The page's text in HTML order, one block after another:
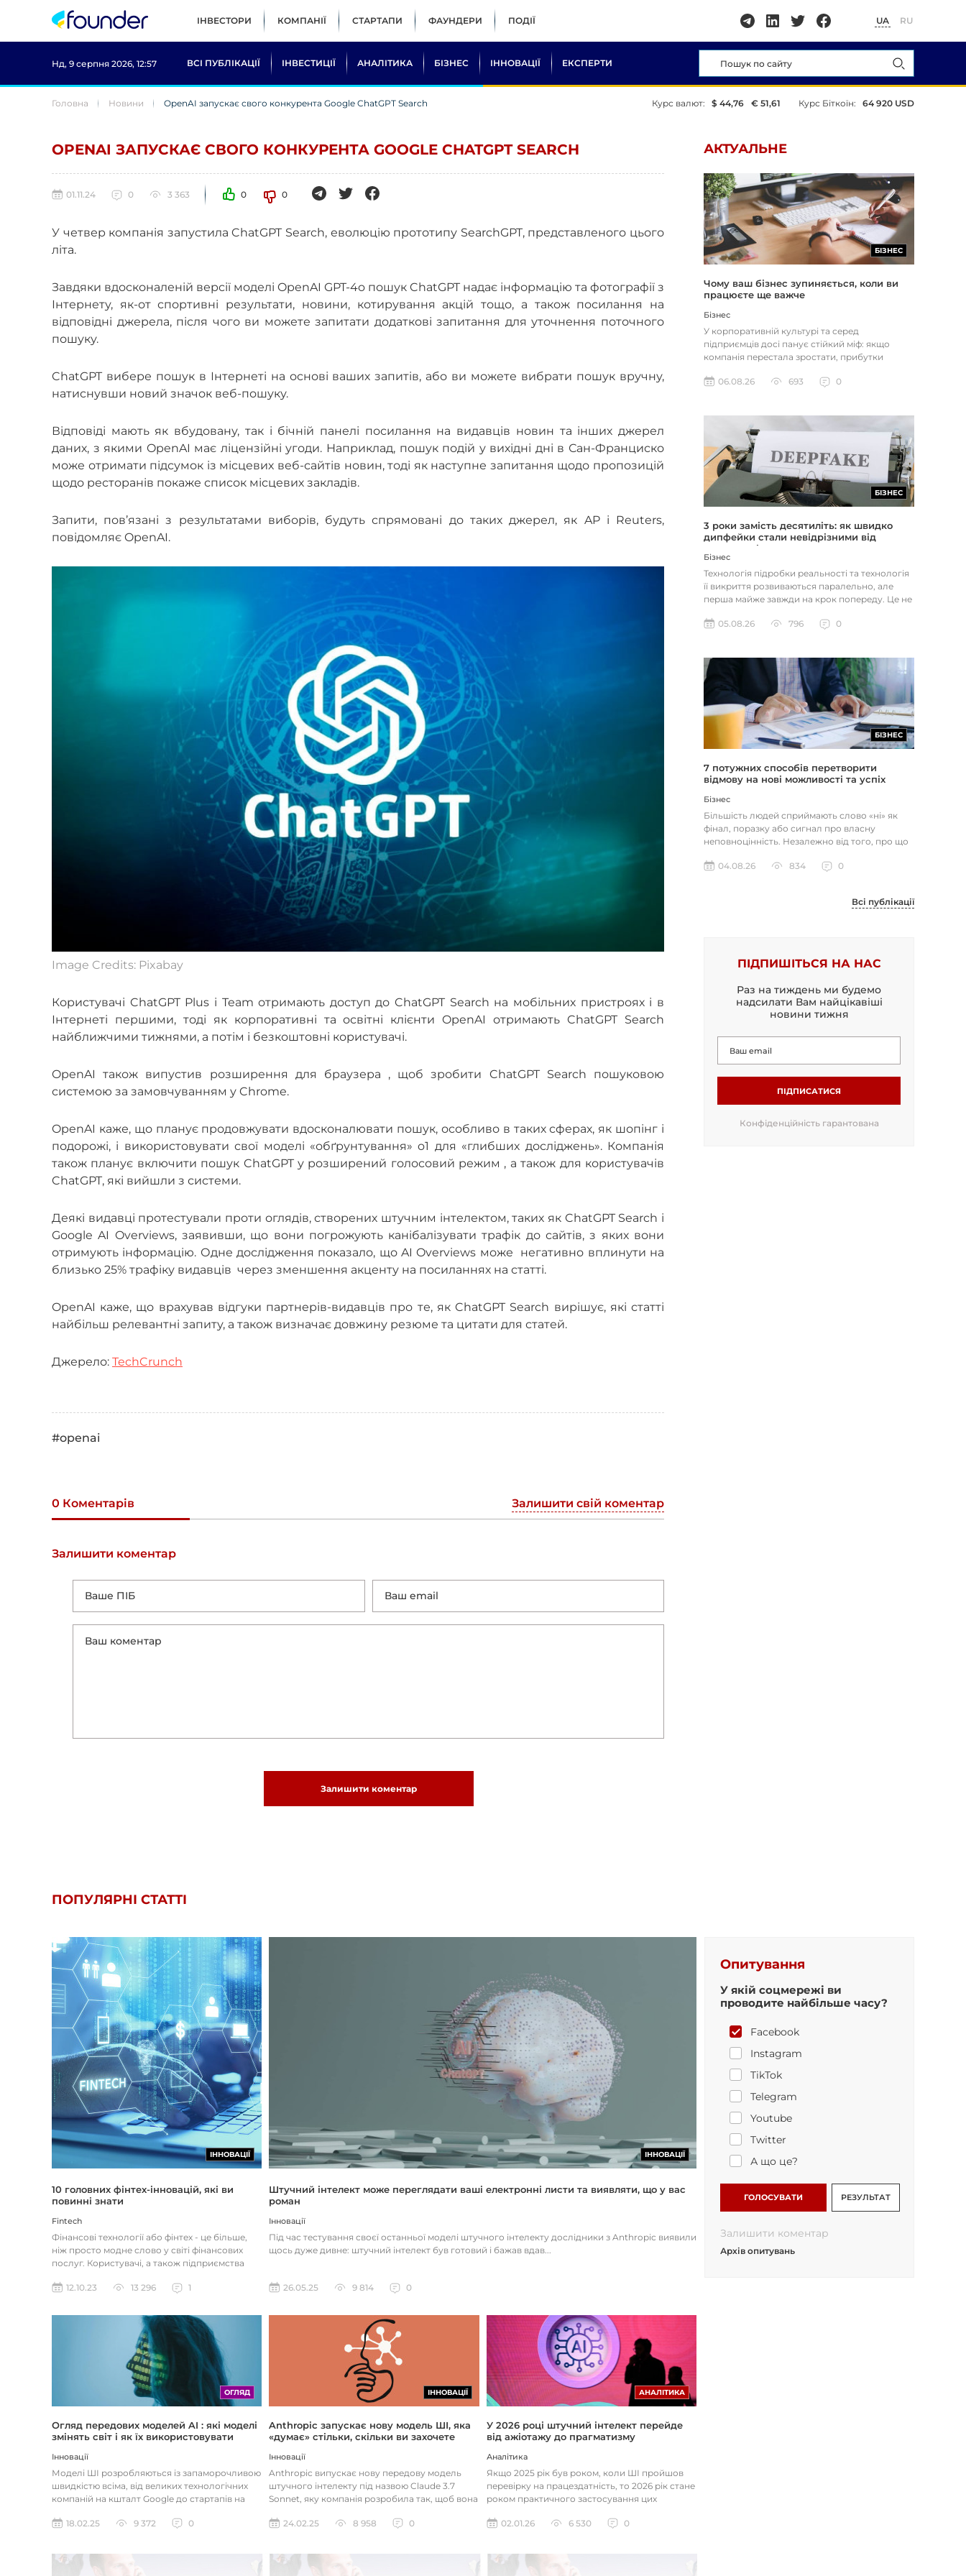
ІНВЕСТОРИ КОМПАНІЇ СТАРТАПИ ФАУНДЕРИ ПОДІЇ UA RU
Нд, 9 серпня 2026, 12:57 ВСІ ПУБЛІКАЦІЇ ІНВЕСТИЦІЇ АНАЛІТИКА БІЗНЕС ІННОВАЦІЇ ЕКСПЕРТИ
Головна Новини OpenAI запускає свого конкурента Google ChatGPT Search Курс валют: $ 44,76 € 51,61 Курс Біткоїн: 64 920 USD
OPENAI ЗАПУСКАЄ СВОГО КОНКУРЕНТА GOOGLE CHATGPT SEARCH
01.11.24 0 3 363 0 0
У четвер компанія запустила ChatGPT Search, еволюцію прототипу SearchGPT, представленого цього
літа.
Завдяки вдосконаленій версії моделі OpenAI GPT-4o пошук ChatGPT надає інформацію та фотографії з
Інтернету, як-от спортивні результати, новини, котирування акцій тощо, а також посилання на
відповідні джерела, після чого ви можете запитати додаткові запитання для уточнення поточного
пошуку.
ChatGPT вибере пошук в Інтернеті на основі ваших запитів, або ви можете вибрати пошук вручну,
натиснувши новий значок веб-пошуку.
Відповіді мають як вбудовану, так і бічній панелі посилання на видавців новин та інших джерел
даних, з якими OpenAI має ліцензійні угоди. Наприклад, пошук подій у вихідні дні в Сан-Франциско
може отримати підсумок із місцевих веб-сайтів новин, тоді як наступне запитання щодо пропозицій
щодо ресторанів покаже список місцевих закладів.
Запити, пов’язані з результатами виборів, будуть спрямовані до таких джерел, як AP і Reuters,
повідомляє OpenAI.
Image Credits: Pixabay
Користувачі ChatGPT Plus і Team отримають доступ до ChatGPT Search на мобільних пристроях і в
Інтернеті першими, тоді як корпоративні та освітні клієнти OpenAI отримають ChatGPT Search
найближчими тижнями, а потім і безкоштовні користувачі.
OpenAI також випустив розширення для браузера , щоб зробити ChatGPT Search пошуковою
системою за замовчуванням у Chrome.
OpenAI каже, що планує продовжувати вдосконалювати пошук, особливо в таких сферах, як шопінг і
подорожі, і використовувати свої моделі «обґрунтування» o1 для «глибших досліджень». Компанія
також планує включити пошук ChatGPT у розширений голосовий режим , а також для користувачів
ChatGPT, які вийшли з системи.
Деякі видавці протестували проти оглядів, створених штучним інтелектом, таких як ChatGPT Search і
Google AI Overviews, заявивши, що вони погрожують канібалізувати трафік до сайтів, з яких вони
отримують інформацію. Одне дослідження показало, що AI Overviews може негативно вплинути на
близько 25% трафіку видавців через зменшення акценту на посиланнях на статті.
OpenAI каже, що врахував відгуки партнерів-видавців про те, як ChatGPT Search вирішує, які статті
найбільш релевантні запиту, а також визначає довжину резюме та цитати для статей.
Джерело: TechCrunch
#openai
0 Коментарів Залишити свій коментар
Залишити коментар
Залишити коментар
АКТУАЛЬНЕ
БІЗНЕС
Чому ваш бізнес зупиняється, коли ви
працюєте ще важче
Бізнес
У корпоративній культурі та серед
підприємців досі панує стійкий міф: якщо
компанія перестала зростати, прибутки
06.08.26
693 0
БІЗНЕС
3 роки замість десятиліть: як швидко
дипфейки стали невідрізними від
реальності
Бізнес
Технологія підробки реальності та технологія
її викриття розвиваються паралельно, але
перша майже завжди на крок попереду. Це не
05.08.26
796 0
БІЗНЕС
7 потужних способів перетворити
відмову на нові можливості та успіх
Бізнес
Більшість людей сприймають слово «ні» як
фінал, поразку або сигнал про власну
неповноцінність. Незалежно від того, про що
04.08.26
834 0
Всі публікації
ПІДПИШІТЬСЯ НА НАС
Раз на тиждень ми будемо
надсилати Вам найцікавіші
новини тижня
ПІДПИСАТИСЯ
Конфіденційність гарантована
ПОПУЛЯРНІ СТАТТІ
ІННОВАЦІЇ
10 головних фінтех-інновацій, які ви
повинні знати
Fintech
Фінансові технології або фінтех - це більше,
ніж просто модне слово у світі фінансових
послуг. Користувачі, а також підприємства
12.10.23
13 296 1
ІННОВАЦІЇ
Штучний інтелект може переглядати ваші електронні листи та виявляти, що у вас
роман
Інновації
Під час тестування своєї останньої моделі штучного інтелекту дослідники з Anthropic виявили
щось дуже дивне: штучний інтелект був готовий і бажав вдав...
26.05.25 9 814 0
ОГЛЯД
Огляд передових моделей AI : які моделі
змінять світ і як їх використовувати
Інновації
Моделі ШІ розробляються із запаморочливою
швидкістю всіма, від великих технологічних
компаній на кшталт Google до стартапів на
18.02.25
9 372 0
ІННОВАЦІЇ
Anthropic запускає нову модель ШІ, яка
«думає» стільки, скільки ви захочете
Інновації
Anthropic випускає нову передову модель
штучного інтелекту під назвою Claude 3.7
Sonnet, яку компанія розробила так, щоб вона
24.02.25
8 958 0
АНАЛІТИКА
У 2026 році штучний інтелект перейде
від ажіотажу до прагматизму
Аналітика
Якщо 2025 рік був роком, коли ШІ пройшов
перевірку на працездатність, то 2026 рік стане
роком практичного застосування цих
02.01.26
6 530 0
Опитування
У якій соцмережі ви
проводите найбільше часу?
Facebook
Instagram
TikTok
Telegram
Youtube
Twitter
А що це?
ГОЛОСУВАТИ РЕЗУЛЬТАТ
Залишити коментар
Архів опитувань